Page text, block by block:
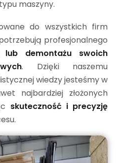
maszyny.
do wszystkich firm
profesjonalnego
lub demontażu swoich
. Dzięki naszemu
wiedzy jesteśmy w
najbardziej złożonych
skuteczność i precyzję